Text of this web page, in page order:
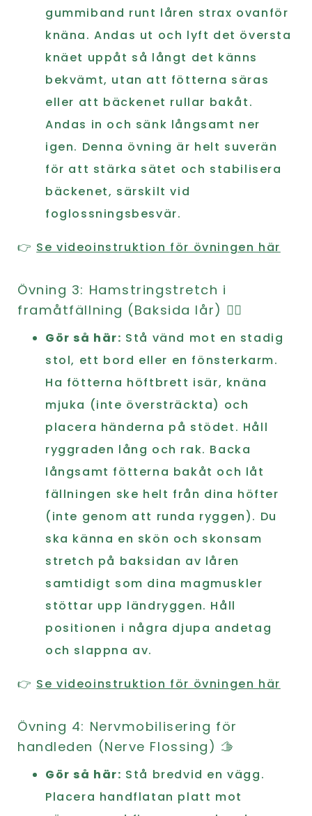
gummiband runt låren strax ovanför
knäna. Andas ut och lyft det översta
knäet uppåt så långt det känns
bekvämt, utan att fötterna säras
eller att bäckenet rullar bakåt.
Andas in och sänk långsamt ner
igen. Denna övning är helt suverän
för att stärka sätet och stabilisera
bäckenet, särskilt vid
foglossningsbesvär.
👉 Se videoinstruktion för övningen här
Övning 3: Hamstringstretch i
framåtfällning (Baksida lår) 🧘‍♀️
Gör så här: Stå vänd mot en stadig
stol, ett bord eller en fönsterkarm.
Ha fötterna höftbrett isär, knäna
mjuka (inte översträckta) och
placera händerna på stödet. Håll
ryggraden lång och rak. Backa
långsamt fötterna bakåt och låt
fällningen ske helt från dina höfter
(inte genom att runda ryggen). Du
ska känna en skön och skonsam
stretch på baksidan av låren
samtidigt som dina magmuskler
stöttar upp ländryggen. Håll
positionen i några djupa andetag
och slappna av.
👉 Se videoinstruktion för övningen här
Övning 4: Nervmobilisering för
handleden (Nerve Flossing) 🫱
Gör så här: Stå bredvid en vägg.
Placera handflatan platt mot